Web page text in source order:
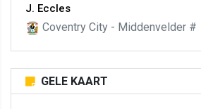
J. Eccles
Coventry City - Middenvelder #
GELE KAART